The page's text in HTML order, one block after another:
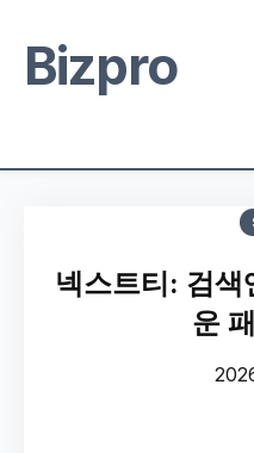
Bizpro
넥스트티: 검
운